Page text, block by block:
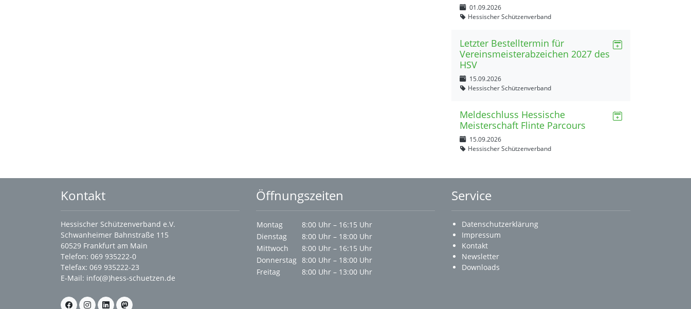
01.09.2026
Hessischer Schützenverband
Letzter Bestelltermin für
Vereinsmeisterabzeichen 2027 des
HSV
15.09.2026
Hessischer Schützenverband
Meldeschluss Hessische
Meisterschaft Flinte Parcours
15.09.2026
Hessischer Schützenverband
Kontakt
Hessischer Schützenverband e.V.
Schwanheimer Bahnstraße 115
60529 Frankfurt am Main
Telefon: 069 935222-0
Telefax: 069 935222-23
E-Mail: info(@)hess-schuetzen.de
Öffnungszeiten
Montag
8:00 Uhr – 16:15 Uhr
Dienstag
8:00 Uhr – 18:00 Uhr
Mittwoch
8:00 Uhr – 16:15 Uhr
Donnerstag 8:00 Uhr – 18:00 Uhr
Freitag
8:00 Uhr – 13:00 Uhr
Service
Datenschutzerklärung
Impressum
Kontakt
Newsletter
Downloads